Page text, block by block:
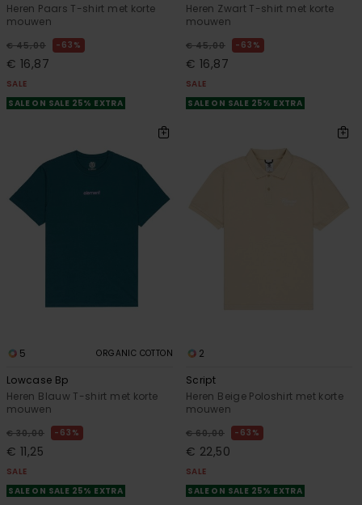
Heren Paars T-shirt met korte
mouwen
€ 45,00 63%
€ 16,87
SALE
SALE ON SALE 25% EXTRA
Heren Zwart T-shirt met korte
mouwen
€ 45,00 63%
€ 16,87
SALE
SALE ON SALE 25% EXTRA
5 ORGANIC COTTON
Lowcase Bp
Heren Blauw T-shirt met korte
mouwen
€ 30,00 63%
€ 11,25
SALE
SALE ON SALE 25% EXTRA
2
Script
Heren Beige Poloshirt met korte
mouwen
€ 60,00 63%
€ 22,50
SALE
SALE ON SALE 25% EXTRA